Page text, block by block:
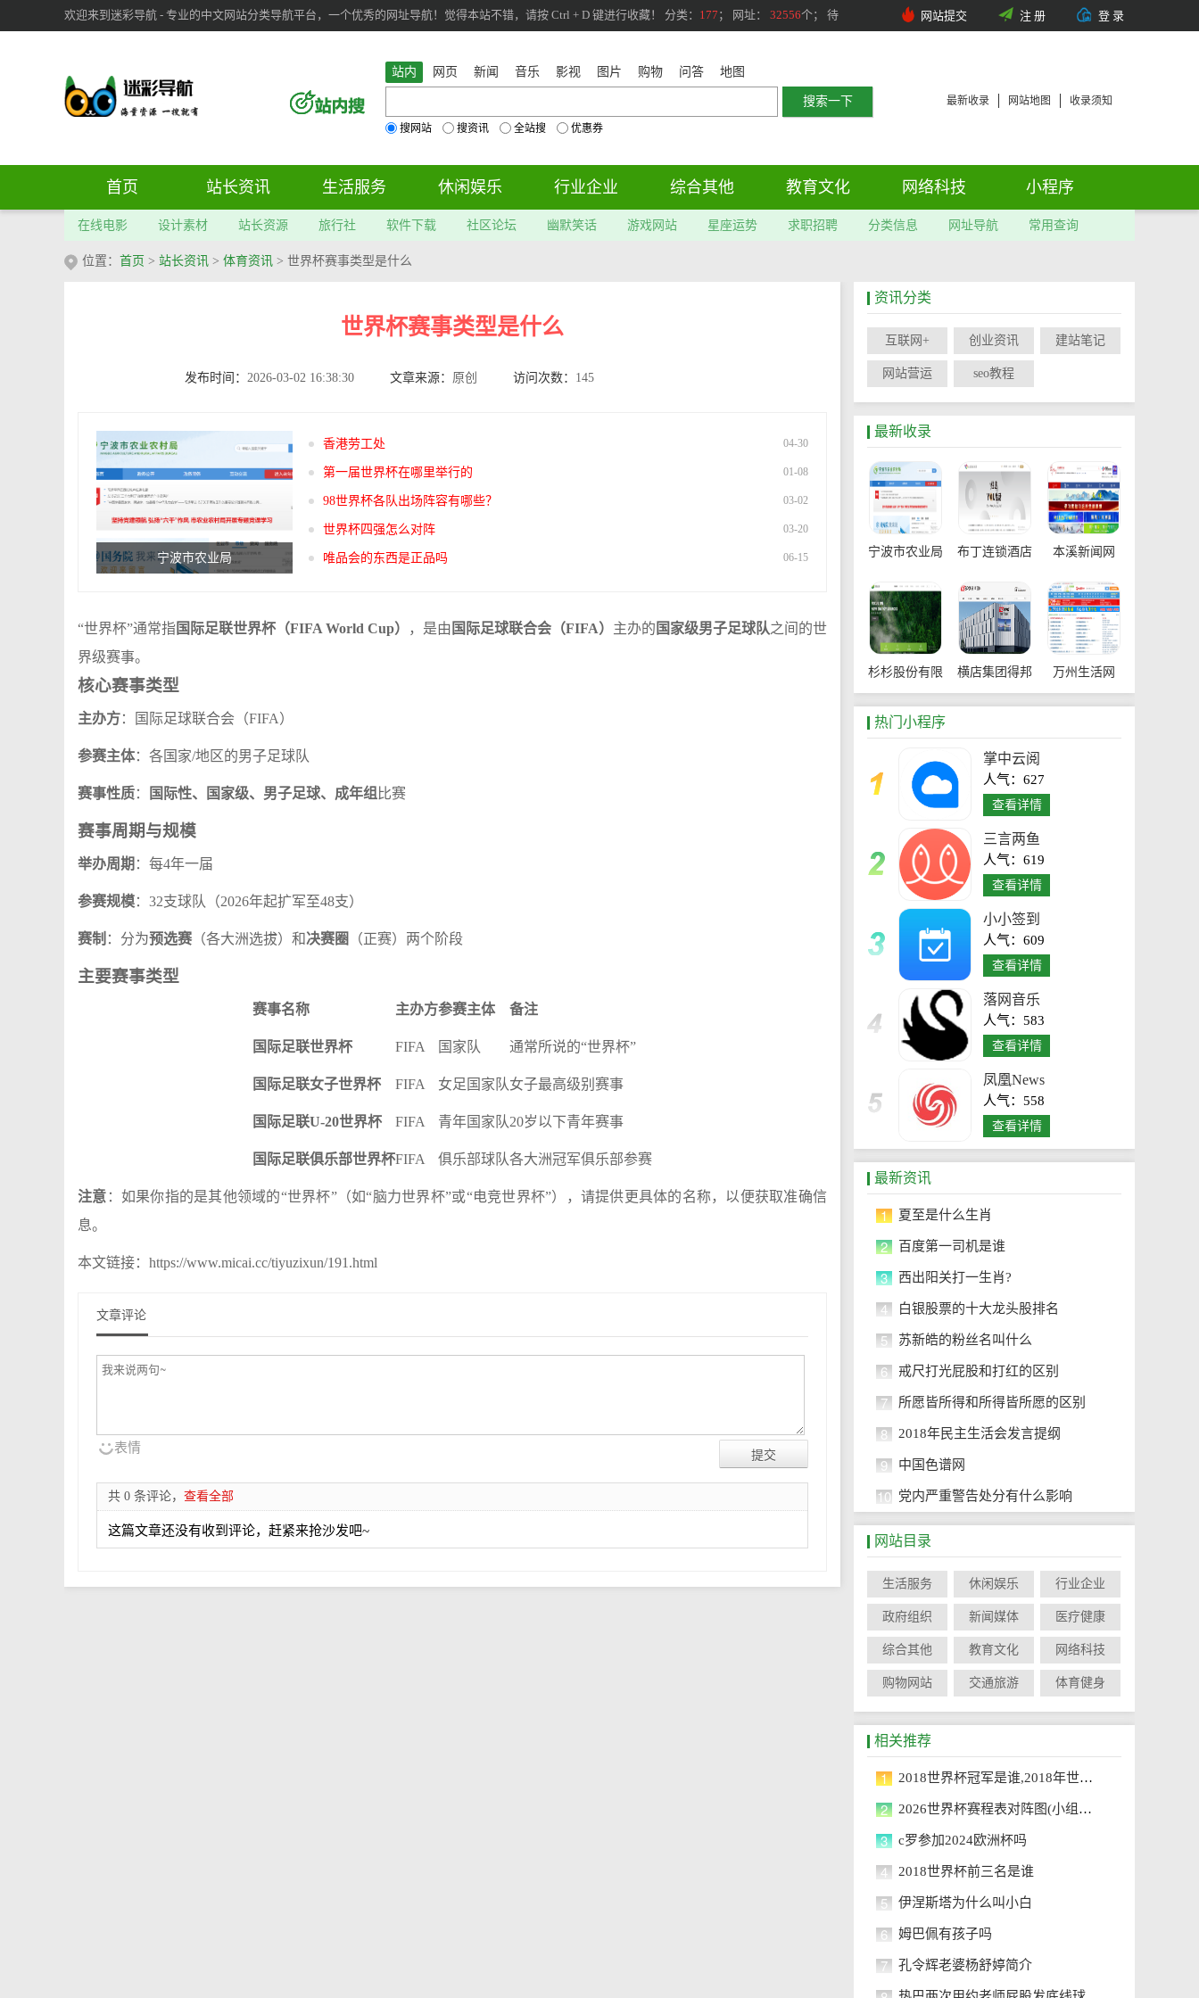
欢迎来到迷彩导航 - 专业的中文网站分类导航平台，一个优秀的网址导航！觉得本站不错，请按 Ctrl + D 键进行收藏！ 分类： 177 ； 网址： 32556个； 待
网站提交 注 册 登 录
站内 网页 新闻 音乐 影视 图片 购物 问答 地图
搜网站 搜资讯 全站搜 优惠券
最新收录 网站地图 收录须知
首页 站长资讯 生活服务 休闲娱乐 行业企业 综合其他 教育文化 网络科技 小程序
在线电影 设计素材 站长资源 旅行社 软件下载 社区论坛 幽默笑话 游戏网站 星座运势 求职招聘 分类信息 网址导航 常用查询
位置： 首页 > 站长资讯 > 体育资讯 > 世界杯赛事类型是什么
世界杯赛事类型是什么
发布时间： 2026-03-02 16:38:30 文章来源： 原创 访问次数： 145
宁波市农业局
香港劳工处 04-30
第一届世界杯在哪里举行的 01-08
98世界杯各队出场阵容有哪些？ 03-02
世界杯四强怎么对阵 03-20
唯品会的东西是正品吗 06-15
“世界杯”通常指国际足联世界杯（FIFA World Cup） ，是由 国际足球联合会（FIFA） 主办的 国家级男子足球队之间的世
界级赛事。
核心赛事类型
主办方：国际足球联合会（FIFA）
参赛主体：各国家/地区的男子足球队
赛事性质： 国际性、国家级、男子足球、成年组 比赛
赛事周期与规模
举办周期 ：每4年一届
参赛规模：32支球队（2026年起扩军至48支）
赛制 ：分为预选赛 （各大洲选拔）和决赛圈 （正赛）两个阶段
主要赛事类型
赛事名称 主办方参赛主体 备注
国际足联世界杯 FIFA 国家队 通常所说的“世界杯”
国际足联女子世界杯 FIFA 女足国家队女子最高级别赛事
国际足联U-20世界杯 FIFA 青年国家队20岁以下青年赛事
国际足联俱乐部世界杯FIFA 俱乐部球队各大洲冠军俱乐部参赛
注意 ：如果你指的是其他领域的“世界杯”（如“脑力世界杯”或“电竞世界杯”），请提供更具体的名称，以便获取准确信
息。
本文链接：https://www.micai.cc/tiyuzixun/191.html
文章评论
表情
共 0 条评论， 查看全部
这篇文章还没有收到评论，赶紧来抢沙发吧~
资讯分类
互联网+ 创业资讯 建站笔记
网站营运 seo教程
最新收录
宁波市农业局 布丁连锁酒店 本溪新闻网
杉杉股份有限
公司
横店集团得邦
工程塑料有限
万州生活网
热门小程序
掌中云阅
人气：627
查看详情
三言两鱼
人气：619
查看详情
小小签到
人气：609
查看详情
落网音乐
人气：583
查看详情
凤凰News
人气：558
查看详情
最新资讯
1 夏至是什么生肖
2 百度第一司机是谁
3 西出阳关打一生肖?
4 白银股票的十大龙头股排名
5 苏新皓的粉丝名叫什么
6 戒尺打光屁股和打红的区别
7 所愿皆所得和所得皆所愿的区别
8 2018年民主生活会发言提纲
9 中国色谱网
10 党内严重警告处分有什么影响
网站目录
生活服务 休闲娱乐 行业企业
政府组织 新闻媒体 医疗健康
综合其他 教育文化 网络科技
购物网站 交通旅游 体育健身
相关推荐
1 2018世界杯冠军是谁,2018年世界杯冠军阵容详解
2 2026世界杯赛程表对阵图(小组赛+淘汰赛最新版)
3 c罗参加2024欧洲杯吗
4 2018世界杯前三名是谁
5 伊涅斯塔为什么叫小白
6 姆巴佩有孩子吗
7 孔令辉老婆杨舒婷简介